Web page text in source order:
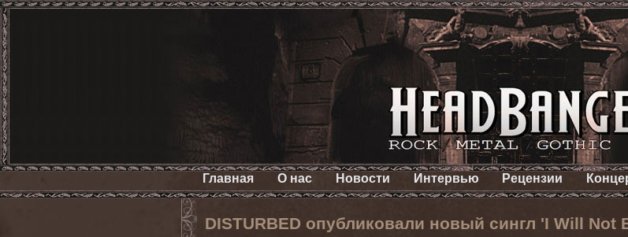
Главная О нас Новости Интервью Рецензии
DISTURBED опубликовали новый сингл 'I Will Not